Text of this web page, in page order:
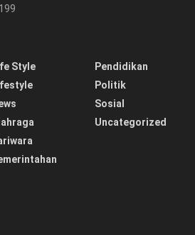
Style
Pendidikan
Politik
Sosial
Uncategorized